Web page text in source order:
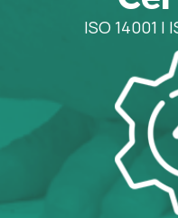
ISO 14001 |